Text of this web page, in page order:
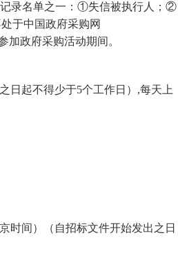
记录名单之一：①失信被执行人；②
于中国政府采购网
加政府采购活动期间 。
日起不得少于5个工作日）,每天上
时间）（自招标文件开始发出之日